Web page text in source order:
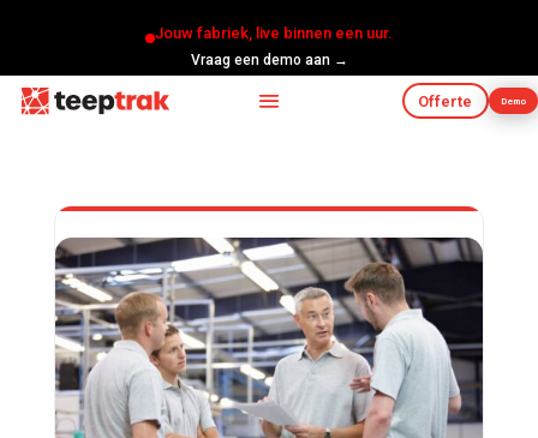
Jouw fabriek, live binnen een uur.
Vraag een demo aan →
Offerte Demo